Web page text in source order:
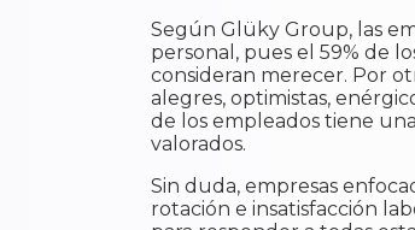
Según Glüky Group, las
personal, pues el 59% de
consideran merecer. Por
alegres, optimistas,
de los empleados tiene
valorados.
Sin duda, empresas
rotación e insatisfacción